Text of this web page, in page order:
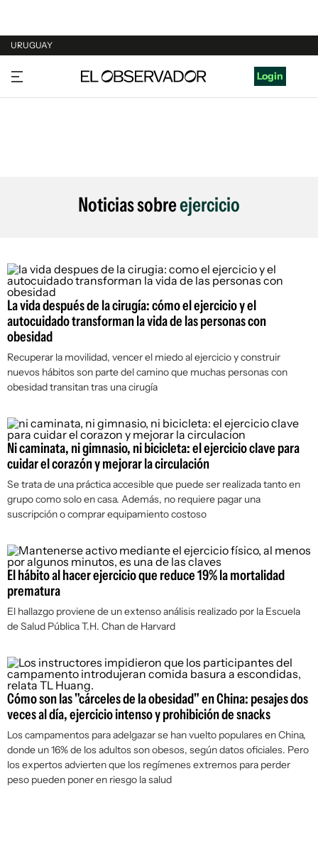
URUGUAY
URUGUAY
ARGENTINA
Login
Noticias sobreejercicio
La vida después de la cirugía: cómo el ejercicio y el
autocuidado transforman la vida de las personas con
obesidad
Recuperar la movilidad, vencer el miedo al ejercicio y construir
nuevos hábitos son parte del camino que muchas personas con
obesidad transitan tras una cirugía
Ni caminata, ni gimnasio, ni bicicleta: el ejercicio clave para
cuidar el corazón y mejorar la circulación
Se trata de una práctica accesible que puede ser realizada tanto en
grupo como solo en casa. Además, no requiere pagar una
suscripción o comprar equipamiento costoso
El hábito al hacer ejercicio que reduce 19% la mortalidad
prematura
El hallazgo proviene de un extenso análisis realizado por la Escuela
de Salud Pública T.H. Chan de Harvard
Cómo son las "cárceles de la obesidad" en China: pesajes dos
veces al día, ejercicio intenso y prohibición de snacks
Los campamentos para adelgazar se han vuelto populares en China,
donde un 16% de los adultos son obesos, según datos oficiales. Pero
los expertos advierten que los regímenes extremos para perder
peso pueden poner en riesgo la salud